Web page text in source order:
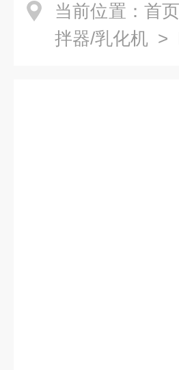
当前位置： 首页
拌器/乳化机 >